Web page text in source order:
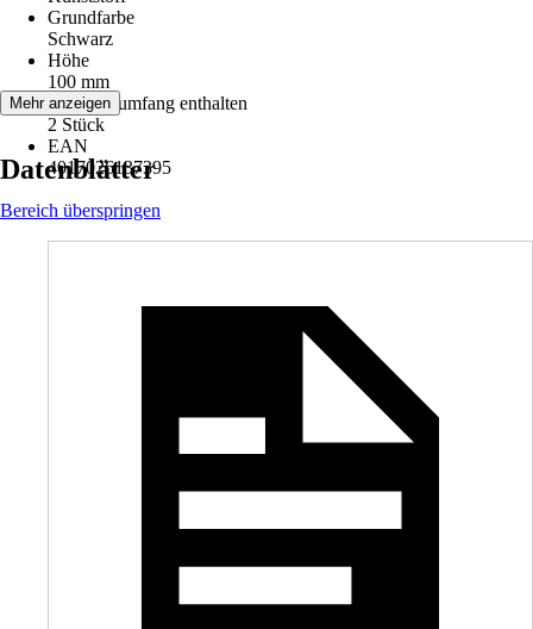
Grundfarbe
Schwarz
Höhe
100 mm
Im Lieferumfang enthalten
2 Stück
EAN
4017026137395
Mehr anzeigen
Datenblätter
Bereich überspringen